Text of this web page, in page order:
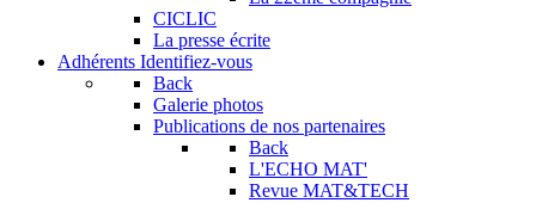
CICLIC
La presse écrite
Adhérents Identifiez-vous
Back
Galerie photos
Publications de nos partenaires
Back
L'ECHO MAT'
Revue MAT&TECH